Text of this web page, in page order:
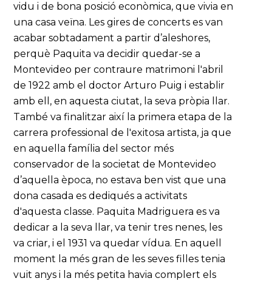
vidu i de bona posició econòmica, que vivia en
una casa veïna. Les gires de concerts es van
acabar sobtadament a partir d’aleshores,
perquè Paquita va decidir quedar-se a
Montevideo per contraure matrimoni l'abril
de 1922 amb el doctor Arturo Puig i establir
amb ell, en aquesta ciutat, la seva pròpia llar.
També va finalitzar així la primera etapa de la
carrera professional de l'exitosa artista, ja que
en aquella família del sector més
conservador de la societat de Montevideo
d’aquella època, no estava ben vist que una
dona casada es dediqués a activitats
d'aquesta classe. Paquita Madriguera es va
dedicar a la seva llar, va tenir tres nenes, les
va criar, i el 1931 va quedar vídua. En aquell
moment la més gran de les seves filles tenia
vuit anys i la més petita havia complert els